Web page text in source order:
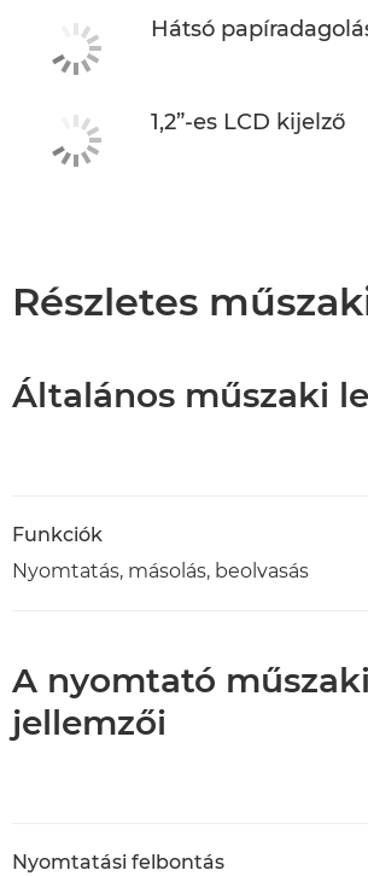
Hátsó
1,2”-es LCD kijelző
Részletes
Általános műszaki
Funkciók
Nyomtatás, másolás, beolvasás
A nyomtató műszaki
jellemzői
Nyomtatási felbontás